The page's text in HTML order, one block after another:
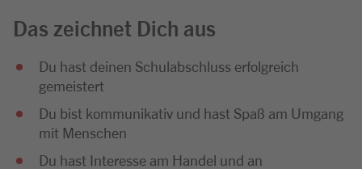
Das zeichnet Dich aus
Du hast deinen Schulabschluss erfolgreich
gemeistert
Du bist kommunikativ und hast Spaß am Umgang
mit Menschen
Du hast Interesse am Handel und an